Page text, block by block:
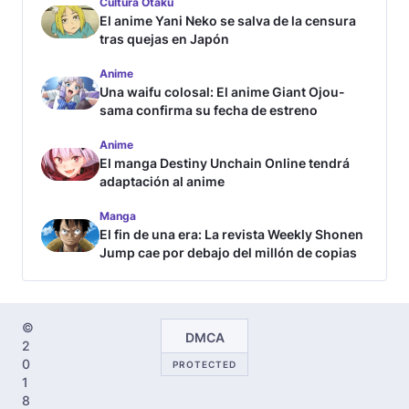
El anime Yani Neko se salva de la censura
tras quejas en Japón
Anime
Una waifu colosal: El anime Giant Ojou-
sama confirma su fecha de estreno
Anime
El manga Destiny Unchain Online tendrá
adaptación al anime
Manga
El fin de una era: La revista Weekly Shonen
Jump cae por debajo del millón de copias
©
2
0
1
8
DMCA
PROTECTED